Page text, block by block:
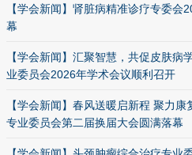
【学会新闻】肾脏病精准诊疗专委会
幕
【学会新闻】汇聚智慧，共促皮肤
业委员会2026年学术会议顺利召开
【学会新闻】春风送暖启新程 聚力
专业委员会第二届换届大会圆满落幕